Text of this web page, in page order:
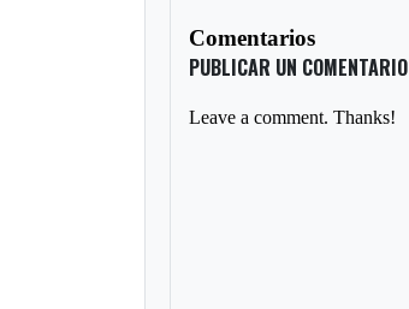
Comentarios
PUBLICAR UN COMENTARIO
Leave a comment. Thanks!